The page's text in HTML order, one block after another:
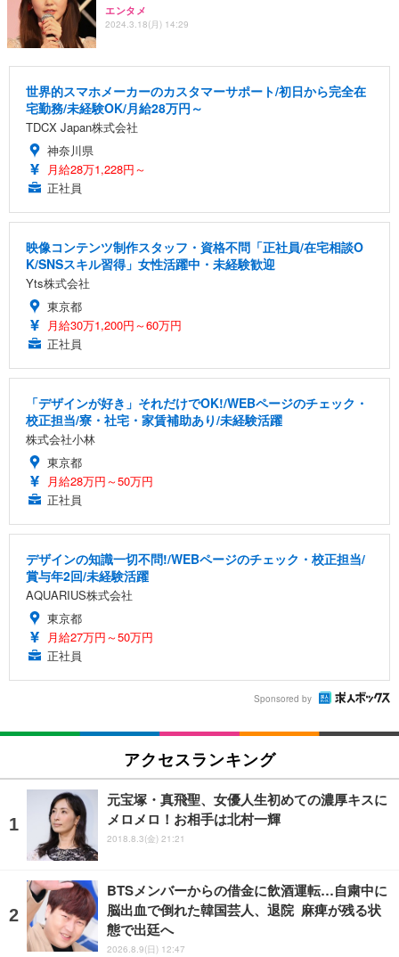
エンタメ
2024.3.18(月) 14:29
世界的スマホメーカーのカスタマーサポート/初日から完全在
宅勤務/未経験OK/月給28万円～
TDCX Japan株式会社
神奈川県
月給28万1,228円～
正社員
映像コンテンツ制作スタッフ・資格不問「正社員/在宅相談O
K/SNSスキル習得」女性活躍中・未経験歓迎
Yts株式会社
東京都
月給30万1,200円～60万円
正社員
「デザインが好き」それだけでOK!/WEBページのチェック・
校正担当/寮・社宅・家賃補助あり/未経験活躍
株式会社小林
東京都
月給28万円～50万円
正社員
デザインの知識一切不問!/WEBページのチェック・校正担当/
賞与年2回/未経験活躍
AQUARIUS株式会社
東京都
月給27万円～50万円
正社員
Sponsored by
アクセスランキング
元宝塚・真飛聖、女優人生初めての濃厚キスに
メロメロ！お相手は北村一輝
2018.8.3(金) 21:21
BTSメンバーからの借金に飲酒運転…自粛中に
脳出血で倒れた韓国芸人、退院 麻痺が残る状
態で出廷へ
2026.8.9(日) 12:47